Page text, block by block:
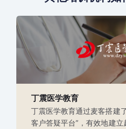
丁震医学教育
丁震医学教育通过麦客搭建
客户答疑平台”，有效地建